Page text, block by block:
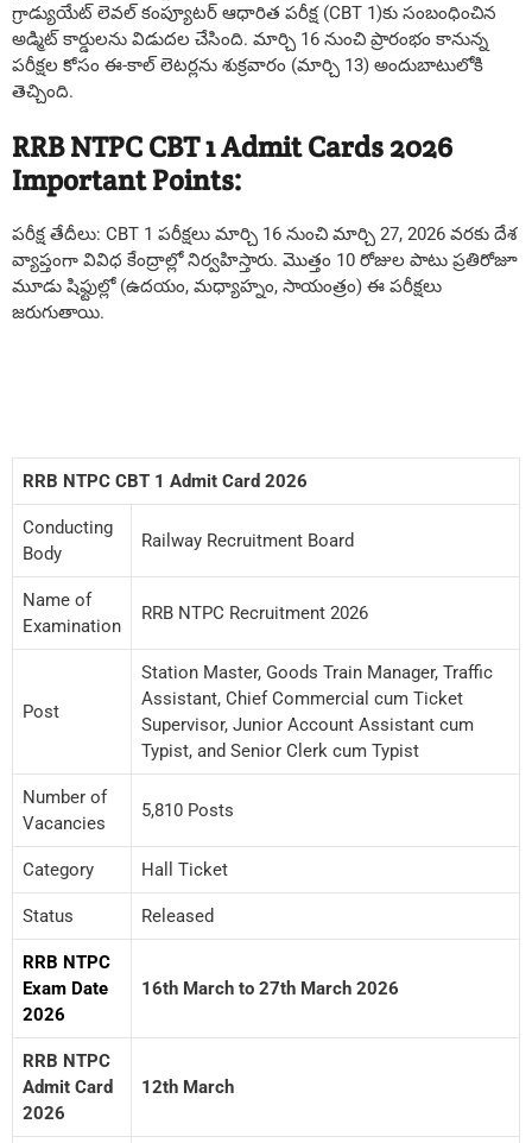
గ్రాడ్యుయేట్ లెవల్ కంప్యూటర్ ఆధారిత పరీక్ష (CBT 1)కు సంబంధించిన
అడ్మిట్ కార్డులను విడుదల చేసింది. మార్చి 16 నుంచి ప్రారంభం కానున్న
పరీక్షల కోసం ఈ-కాల్ లెటర్లను శుక్రవారం (మార్చి 13) అందుబాటులోకి
తెచ్చింది.
RRB NTPC CBT 1 Admit Cards 2026
Important Points:
పరీక్ష తేదీలు: CBT 1 పరీక్షలు మార్చి 16 నుంచి మార్చి 27, 2026 వరకు దేశ
వ్యాప్తంగా వివిధ కేంద్రాల్లో నిర్వహిస్తారు. మొత్తం 10 రోజుల పాటు ప్రతిరోజూ
మూడు షిఫ్టుల్లో (ఉదయం, మధ్యాహ్నం, సాయంత్రం) ఈ పరీక్షలు
జరుగుతాయి.
RRB NTPC CBT 1 Admit Card 2026
Conducting
Body
Railway Recruitment Board
Name of
Examination
RRB NTPC Recruitment 2026
Post
Station Master, Goods Train Manager, Traffic
Assistant, Chief Commercial cum Ticket
Supervisor, Junior Account Assistant cum
Typist, and Senior Clerk cum Typist
Number of
Vacancies
5,810 Posts
Category Hall Ticket
Status Released
RRB NTPC
Exam Date
2026
16th March to 27th March 2026
RRB NTPC
Admit Card
2026
12th March